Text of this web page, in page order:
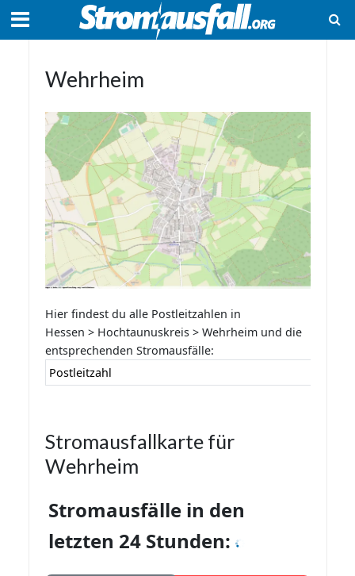
Wehrheim
Hier findest du alle Postleitzahlen in
Hessen > Hochtaunuskreis > Wehrheim und die
entsprechenden Stromausfälle:
Postleitzahl
Stromausfallkarte für
Wehrheim
Stromausfälle in den
letzten 24 Stunden: